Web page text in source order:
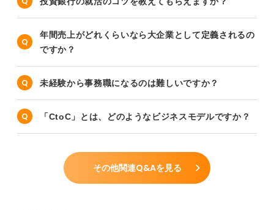
年間売上がどれくらいなら大企業として定義されるの
ですか？
未経験から事務職になるのは難しいですか？
「CtoC」とは、どのようなビジネスモデルですか？
その他関連Q&Aを見る